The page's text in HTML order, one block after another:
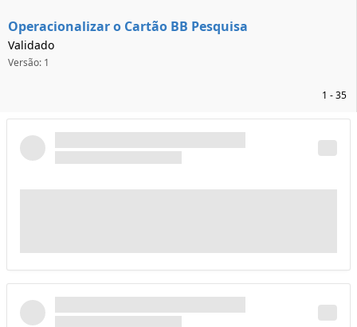
Operacionalizar o Cartão BB Pesquisa
Validado
Versão: 1
1 - 35